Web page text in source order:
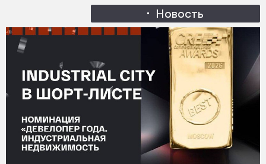
Новость